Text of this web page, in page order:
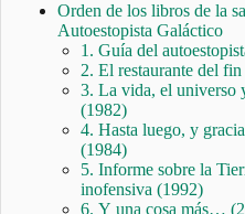
Orden de los libros de la
Autoestopista Galáctico
1. Guía del
2. El restaurante del
3. La vida, el universo
(1982)
4. Hasta luego, y
(1984)
5. Informe sobre la
inofensiva (1992)
6. Y una cosa más…